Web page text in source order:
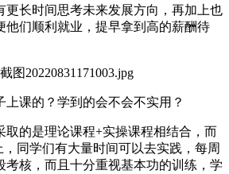
更长时间思考未来发展方向，再加上也
他们顺利就业，提早拿到高的薪酬待
课的？学到的会不会不实用？
取的是理论课程+实操课程相结合，而
，同学们有大量时间可以去实践，每周
考核，而且十分重视基本功的训练，学